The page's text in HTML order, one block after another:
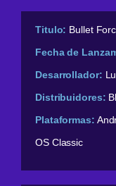
Titulo: Bullet
Fecha de
Desarrollador:
Distribuidores:
Plataformas:
OS Classic